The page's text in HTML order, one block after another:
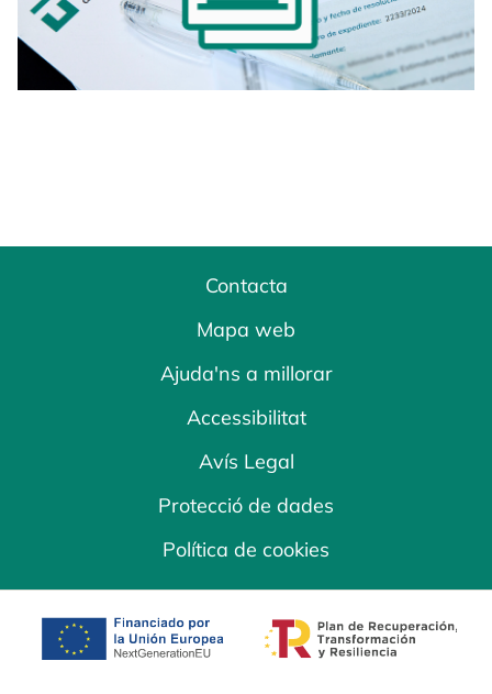
Contacta
Mapa web
Ajuda'ns a millorar
Accessibilitat
Avís Legal
Protecció de dades
Política de cookies
opens in a new tab opens in a new